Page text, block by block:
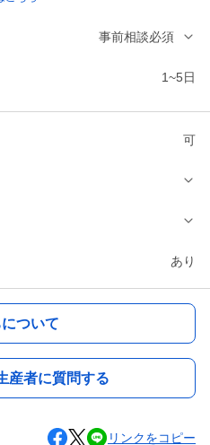
事前相談必須
1~5日
可
あり
ついて
産者に質問する
リンクをコピー